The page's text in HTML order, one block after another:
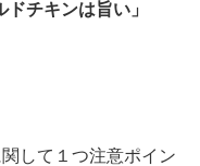
チキンは旨い」
関して１つ注意ポイン